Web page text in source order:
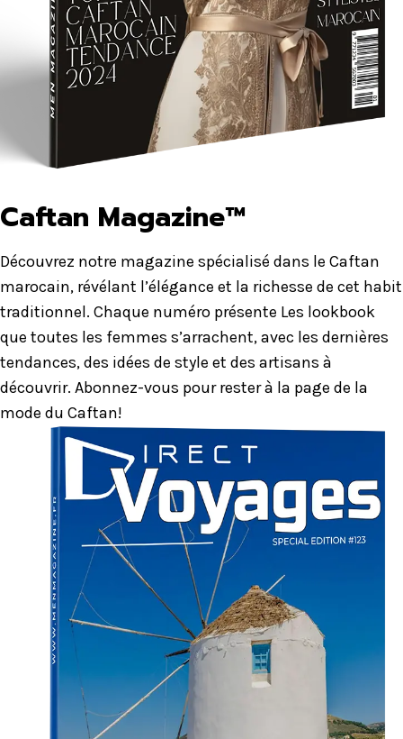
Caftan Magazine™
Découvrez notre magazine spécialisé dans le Caftan
marocain, révélant l’élégance et la richesse de cet habit
traditionnel. Chaque numéro présente Les lookbook
que toutes les femmes s’arrachent, avec les dernières
tendances, des idées de style et des artisans à
découvrir. Abonnez-vous pour rester à la page de la
mode du Caftan!